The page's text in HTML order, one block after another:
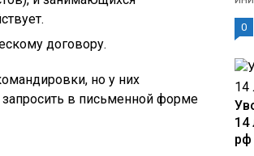
договору.
но у них
в письменной форме
0
14
рф